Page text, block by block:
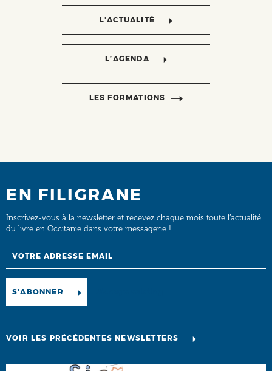
L’ACTUALITÉ
L’AGENDA
LES FORMATIONS
EN FILIGRANE
Inscrivez-vous à la newsletter et recevez chaque mois toute l’actualité
du livre en Occitanie dans votre messagerie !
S'ABONNER
VOIR LES PRÉCÉDENTES NEWSLETTERS